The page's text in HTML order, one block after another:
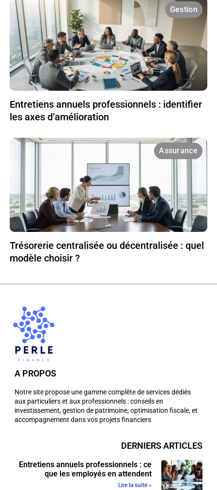
Gestion
Entretiens annuels professionnels : identifier
les axes d’amélioration
Assurance
Trésorerie centralisée ou décentralisée : quel
modèle choisir ?
A PROPOS
Notre site propose une gamme complète de services dédiés
aux particuliers et aux professionnels : conseils en
investissement, gestion de patrimoine, optimisation fiscale, et
accompagnement dans vos projets financiers
DERNIERS ARTICLES
Entretiens annuels professionnels : ce
que les employés en attendent
Lire la suite »